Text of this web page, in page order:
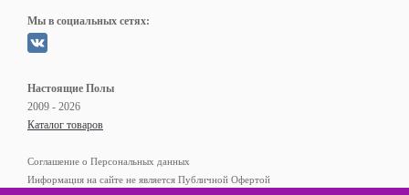
Мы в социальных сетях:
Настоящие Полы
2009 - 2026
Каталог товаров
Соглашение о Персональных данных
Информация на сайте не является Публичной Офертой